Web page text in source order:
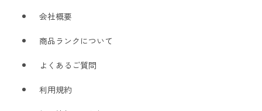
会社概要
商品ランクについて
よくあるご質問
利用規約